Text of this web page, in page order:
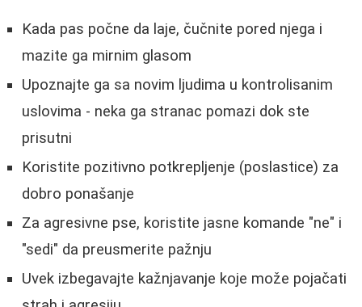
Kada pas počne da laje, čučnite pored njega i
mazite ga mirnim glasom
Upoznajte ga sa novim ljudima u kontrolisanim
uslovima - neka ga stranac pomazi dok ste
prisutni
Koristite pozitivno potkrepljenje (poslastice) za
dobro ponašanje
Za agresivne pse, koristite jasne komande "ne" i
"sedi" da preusmerite pažnju
Uvek izbegavajte kažnjavanje koje može pojačati